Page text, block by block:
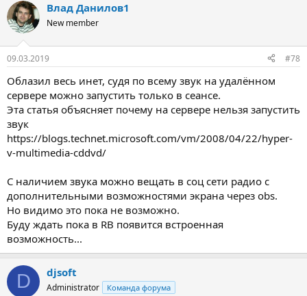
Влад Данилов1
New member
09.03.2019 #78
Облазил весь инет, судя по всему звук на удалённом
сервере можно запустить только в сеансе.
Эта статья объясняет почему на сервере нельзя запустить
звук
https://blogs.technet.microsoft.com/vm/2008/04/22/hyper-
v-multimedia-cddvd/
С наличием звука можно вещать в соц сети радио с
дополнительными возможностями экрана через obs.
Но видимо это пока не возможно.
Буду ждать пока в RB появится встроенная
возможность...
D djsoft
Administrator Команда форума